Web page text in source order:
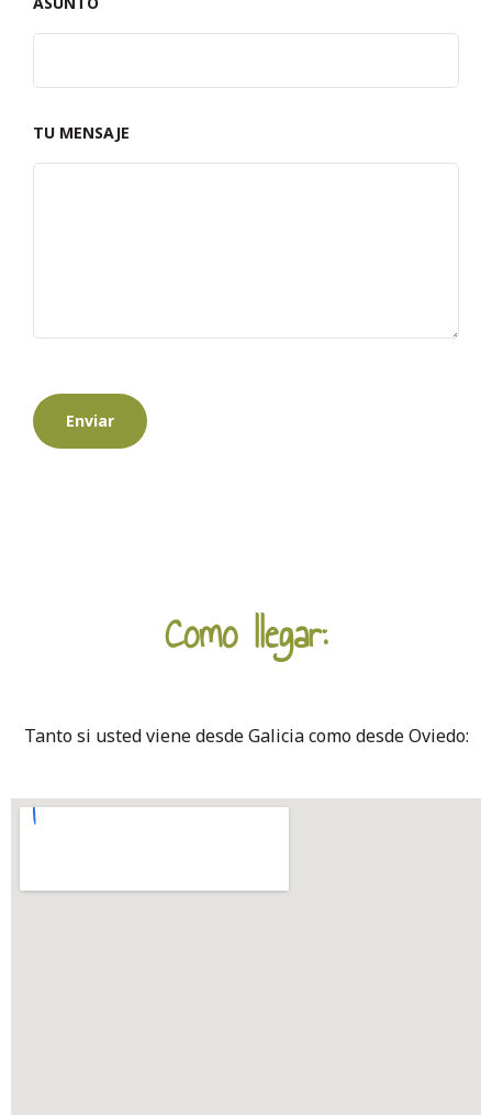
TU MENSAJE
Como llegar:
Tanto si usted viene desde Galicia como desde Oviedo: